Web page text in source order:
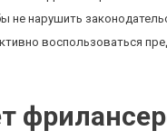
не нарушить
воспользоваться